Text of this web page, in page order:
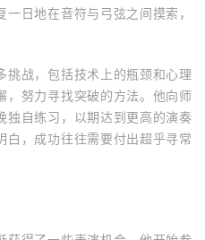
日地在音符与弓弦之间摸索，
挑战，包括技术上的瓶颈和心理
，努力寻找突破的方法。他向师
独自练习，以期达到更高的演奏
白，成功往往需要付出超乎寻常